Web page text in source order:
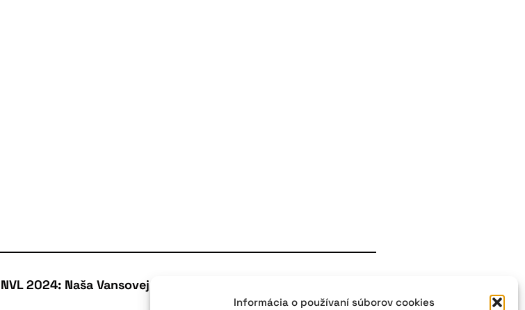
Informácia o používaní súborov cookies
NVL 2024: Naša Vansovej Lomnička ako dvojstranová báseň